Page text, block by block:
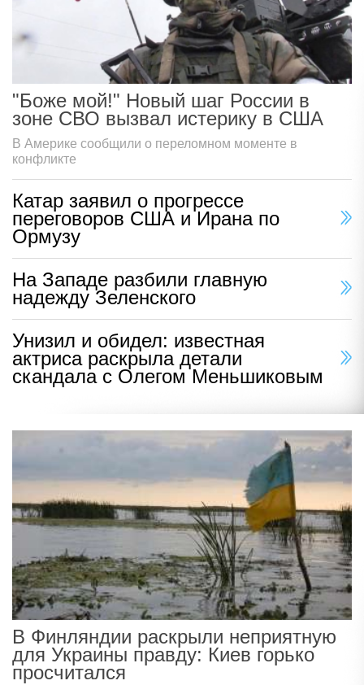
"Боже мой!" Новый шаг России в
зоне СВО вызвал истерику в США
В Америке сообщили о переломном моменте в
конфликте
Катар заявил о прогрессе
переговоров США и Ирана по
Ормузу
На Западе разбили главную
надежду Зеленского
Унизил и обидел: известная
актриса раскрыла детали
скандала с Олегом Меньшиковым
В Финляндии раскрыли неприятную
для Украины правду: Киев горько
просчитался